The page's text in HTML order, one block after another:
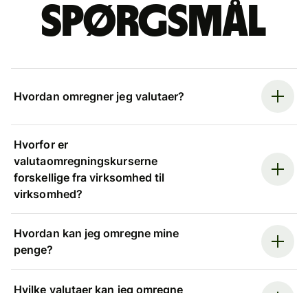
spørgsmål
Hvordan omregner jeg valutaer?
Hvorfor er
valutaomregningskurserne
forskellige fra virksomhed til
virksomhed?
Hvordan kan jeg omregne mine
penge?
Hvilke valutaer kan jeg omregne